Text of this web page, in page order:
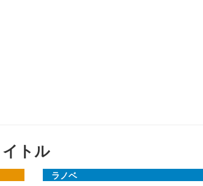
トル
ラノベ